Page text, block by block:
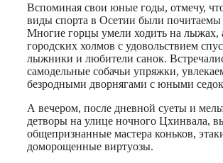
Вспоминая свои юные годы, отмечу,
виды спорта в Осетии были почитаемы
Многие горцы умели ходить на лыжах,
городских холмов с удовольствием
лыжники и любители санок.
самодельные собачьи упряжки,
безродными дворнягами с юными
А вечером, после дневной суеты и
детворы на улице ночного Цхинвала,
общепризнанные мастера коньков,
доморощенные виртуозы.